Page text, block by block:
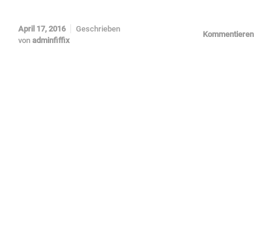
April 17, 2016
Geschrieben
von adminfiffix
Kommentieren